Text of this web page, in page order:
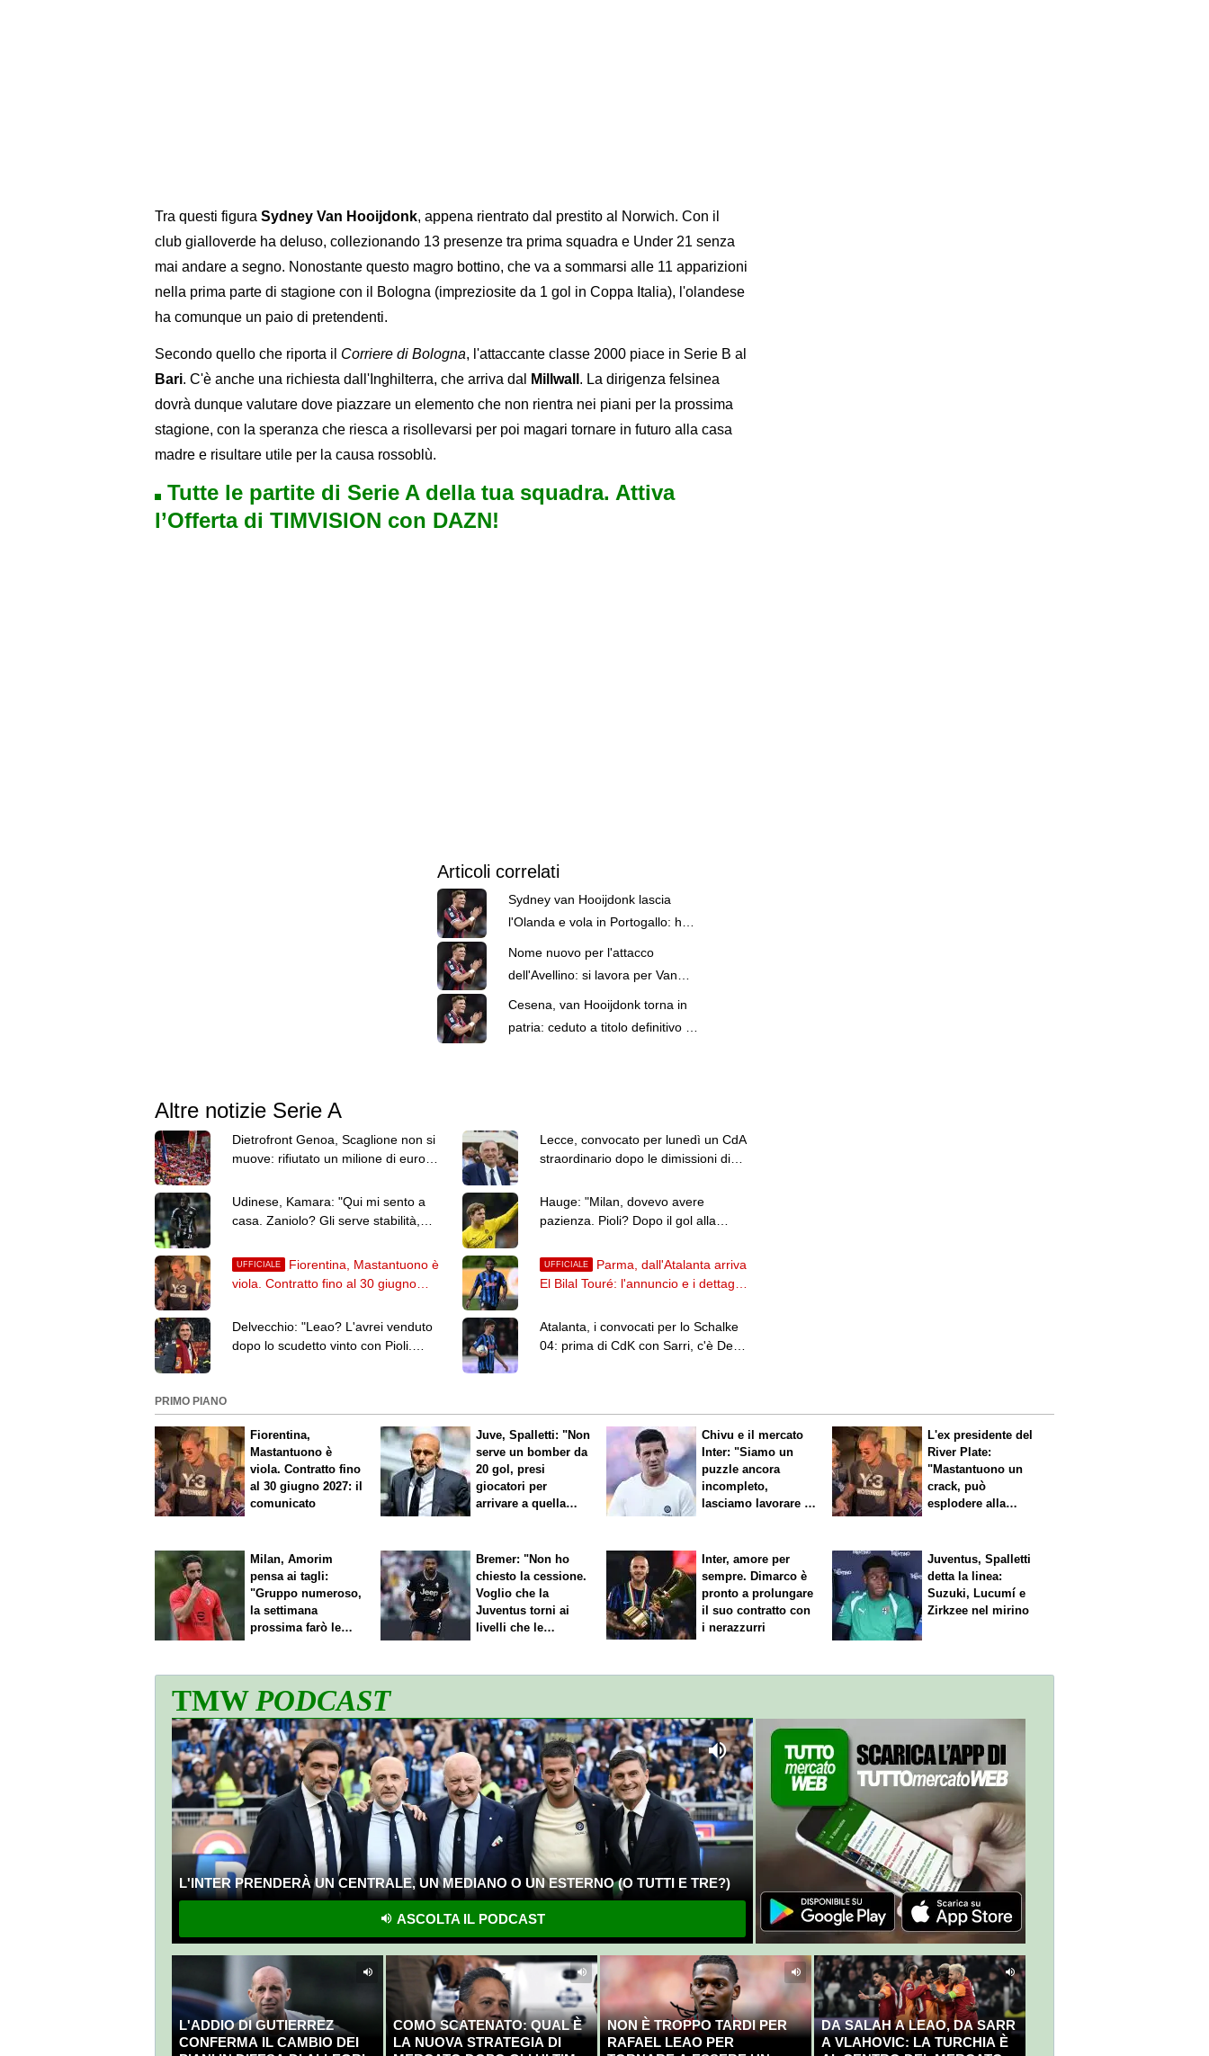
Tra questi figura Sydney Van Hooijdonk, appena rientrato dal prestito al Norwich. Con il
club gialloverde ha deluso, collezionando 13 presenze tra prima squadra e Under 21 senza
mai andare a segno. Nonostante questo magro bottino, che va a sommarsi alle 11 apparizioni
nella prima parte di stagione con il Bologna (impreziosite da 1 gol in Coppa Italia), l'olandese
ha comunque un paio di pretendenti.
Secondo quello che riporta il Corriere di Bologna, l'attaccante classe 2000 piace in Serie B al
Bari. C'è anche una richiesta dall'Inghilterra, che arriva dal Millwall . La dirigenza felsinea
dovrà dunque valutare dove piazzare un elemento che non rientra nei piani per la prossima
stagione, con la speranza che riesca a risollevarsi per poi magari tornare in futuro alla casa
madre e risultare utile per la causa rossoblù.
Tutte le partite di Serie A della tua squadra. Attiva
l’Offerta di TIMVISION con DAZN!
Articoli correlati
Sydney van Hooijdonk lascia
l'Olanda e vola in Portogallo: ha
Nome nuovo per l'attacco
dell'Avellino: si lavora per Van
Hooijdonk. Ex di Bologna e
Cesena
Cesena, van Hooijdonk torna in
patria: ceduto a titolo definitivo al
Altre notizie Serie A
Dietrofront Genoa, Scaglione non si
muove: rifiutato un milione di euro
Lecce, convocato per lunedì un CdA
straordinario dopo le dimissioni di
Udinese, Kamara: "Qui mi sento a
casa. Zaniolo? Gli serve stabilità,
Hauge: "Milan, dovevo avere
pazienza. Pioli? Dopo il gol alla
UFFICIALE
Fiorentina, Mastantuono è
viola. Contratto fino al 30 giugno
UFFICIALE
Parma, dall'Atalanta arriva
El Bilal Touré: l'annuncio e i dettagli
Delvecchio: "Leao? L'avrei venduto
dopo lo scudetto vinto con Pioli.
Atalanta, i convocati per lo Schalke
04: prima di CdK con Sarri, c'è De
PRIMO PIANO
Fiorentina,
Mastantuono è
viola. Contratto fino
al 30 giugno 2027: il
comunicato
Juve, Spalletti: "Non
serve un bomber da
20 gol, presi
giocatori per
arrivare a quella
Chivu e il mercato
Inter: "Siamo un
puzzle ancora
incompleto,
lasciamo lavorare i
L'ex presidente del
River Plate:
"Mastantuono un
crack, può
esplodere alla
Milan, Amorim
pensa ai tagli:
"Gruppo numeroso,
la settimana
prossima farò le
Bremer: "Non ho
chiesto la cessione.
Voglio che la
Juventus torni ai
livelli che le
Inter, amore per
sempre. Dimarco è
pronto a prolungare
il suo contratto con
i nerazzurri
Juventus, Spalletti
detta la linea:
Suzuki, Lucumí e
Zirkzee nel mirino
TMWPODCAST
L'INTER PRENDERÀ UN CENTRALE, UN MEDIANO O UN ESTERNO (O TUTTI E TRE?)
ASCOLTA IL PODCAST
L'ADDIO DI GUTIERREZ
CONFERMA IL CAMBIO DEI
COMO SCATENATO: QUAL È
LA NUOVA STRATEGIA DI
NON È TROPPO TARDI PER
RAFAEL LEAO PER
DA SALAH A LEAO, DA SARR
A VLAHOVIC: LA TURCHIA È